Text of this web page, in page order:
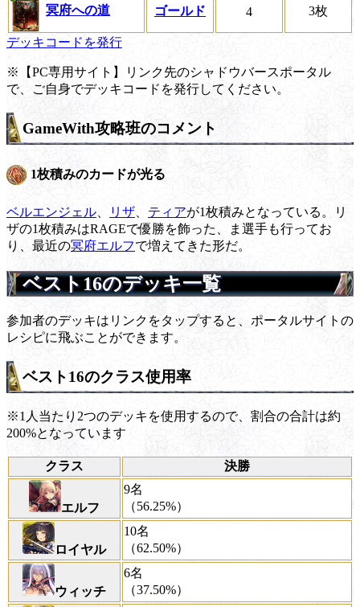
冥府への道 ゴールド 4 3枚
デッキコードを発行
※【PC専用サイト】リンク先のシャドウバースポータル
で、ご自身でデッキコードを発行してください。
GameWith攻略班のコメント
1枚積みのカードが光る
ベルエンジェル リザ ティアが1枚積みとなっている。リ
ザの1枚積みはRAGEで優勝を飾った、ま選手も行ってお
り、最近の冥府エルフで増えてきた形だ。
ベスト16のデッキ一覧
参加者のデッキはリンクをタップすると、ポータルサイトの
レシピに飛ぶことができます。
ベスト16のクラス使用率
※1人当たり2つのデッキを使用するので、割合の合計は約
200%となっています
クラス 決勝
エルフ
9名
（56.25%）
ロイヤル
10名
（62.50%）
ウィッチ
6名
（37.50%）